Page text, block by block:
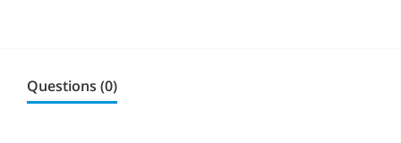
Questions (0)